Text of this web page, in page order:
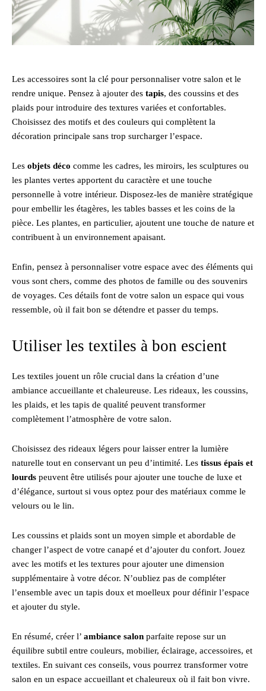
Les accessoires sont la clé pour personnaliser votre salon et le
rendre unique. Pensez à ajouter des tapis, des coussins et des
plaids pour introduire des textures variées et confortables.
Choisissez des motifs et des couleurs qui complètent la
décoration principale sans trop surcharger l’espace.
Les objets déco comme les cadres, les miroirs, les sculptures ou
les plantes vertes apportent du caractère et une touche
personnelle à votre intérieur. Disposez-les de manière stratégique
pour embellir les étagères, les tables basses et les coins de la
pièce. Les plantes, en particulier, ajoutent une touche de nature et
contribuent à un environnement apaisant.
Enfin, pensez à personnaliser votre espace avec des éléments qui
vous sont chers, comme des photos de famille ou des souvenirs
de voyages. Ces détails font de votre salon un espace qui vous
ressemble, où il fait bon se détendre et passer du temps.
Utiliser les textiles à bon escient
Les textiles jouent un rôle crucial dans la création d’une
ambiance accueillante et chaleureuse. Les rideaux, les coussins,
les plaids, et les tapis de qualité peuvent transformer
complètement l’atmosphère de votre salon.
Choisissez des rideaux légers pour laisser entrer la lumière
naturelle tout en conservant un peu d’intimité. Les tissus épais et
lourds peuvent être utilisés pour ajouter une touche de luxe et
d’élégance, surtout si vous optez pour des matériaux comme le
velours ou le lin.
Les coussins et plaids sont un moyen simple et abordable de
changer l’aspect de votre canapé et d’ajouter du confort. Jouez
avec les motifs et les textures pour ajouter une dimension
supplémentaire à votre décor. N’oubliez pas de compléter
l’ensemble avec un tapis doux et moelleux pour définir l’espace
et ajouter du style.
En résumé, créer l’ ambiance salon parfaite repose sur un
équilibre subtil entre couleurs, mobilier, éclairage, accessoires, et
textiles. En suivant ces conseils, vous pourrez transformer votre
salon en un espace accueillant et chaleureux où il fait bon vivre.